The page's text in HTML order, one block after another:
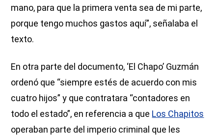
mano, para que la primera venta sea de mi parte,
porque tengo muchos gastos aquí”, señalaba el
texto.
En otra parte del documento, ‘El Chapo’ Guzmán
ordenó que “siempre estés de acuerdo con mis
cuatro hijos” y que contratara “contadores en
todo el estado”, en referencia a que Los Chapitos
operaban parte del imperio criminal que les